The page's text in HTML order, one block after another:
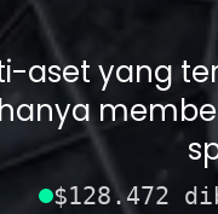
aset yang
$128.472